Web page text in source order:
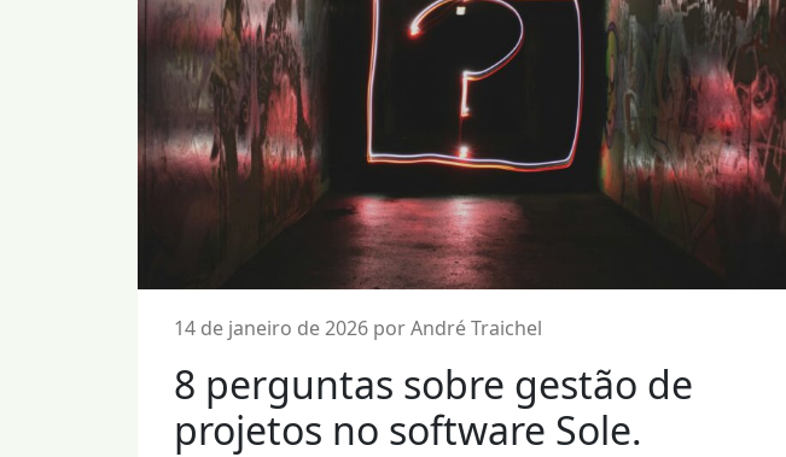
14 de janeiro de 2026 por André Traichel
8 perguntas sobre gestão de
projetos no software Sole.